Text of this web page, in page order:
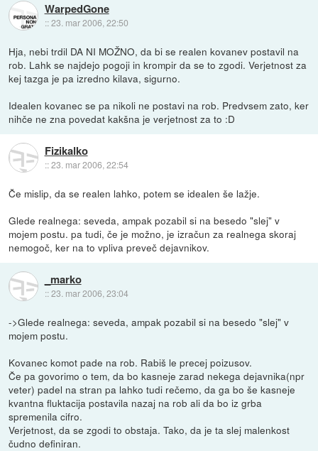
WarpedGone
::23. mar 2006, 22:50
Hja, nebi trdil DA NI MOŽNO, da bi se realen kovanev postavil na
rob. Lahk se najdejo pogoji in krompir da se to zgodi. Verjetnost za
kej tazga je pa izredno kilava, sigurno.
Idealen kovanec se pa nikoli ne postavi na rob. Predvsem zato, ker
nihče ne zna povedat kakšna je verjetnost za to :D
Fizikalko
::23. mar 2006, 22:54
Če mislip, da se realen lahko, potem se idealen še lažje.
Glede realnega: seveda, ampak pozabil si na besedo "slej" v
mojem postu. pa tudi, če je možno, je izračun za realnega skoraj
nemogoč, ker na to vpliva preveč dejavnikov.
_marko
::23. mar 2006, 23:04
->Glede realnega: seveda, ampak pozabil si na besedo "slej" v
mojem postu.
Kovanec komot pade na rob. Rabiš le precej poizusov.
Če pa govorimo o tem, da bo kasneje zarad nekega dejavnika(npr
veter) padel na stran pa lahko tudi rečemo, da ga bo še kasneje
kvantna fluktacija postavila nazaj na rob ali da bo iz grba
spremenila cifro.
Verjetnost, da se zgodi to obstaja. Tako, da je ta slej malenkost
čudno definiran.